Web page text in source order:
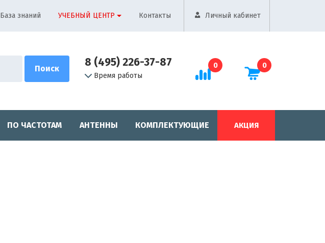
База знаний УЧЕБНЫЙ ЦЕНТР Контакты Личный кабинет
8 (495) 226-37-87
Время работы
0 0
ПО ЧАСТОТАМ АНТЕННЫ КОМПЛЕКТУЮЩИЕ АКЦИЯ